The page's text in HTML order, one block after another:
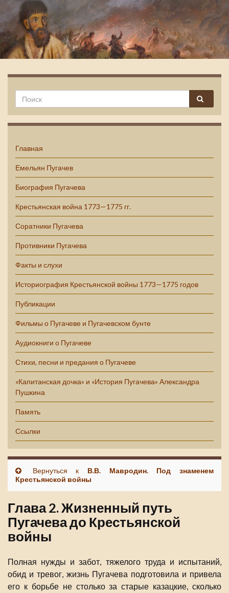
Емельян Пугачев
Главная
Емельян Пугачев
Биография Пугачева
Крестьянская война 1773—1775 гг.
Соратники Пугачева
Противники Пугачева
Факты и слухи
Историография Крестьянской войны 1773—1775 годов
Публикации
Фильмы о Пугачеве и Пугачевском бунте
Аудиокниги о Пугачеве
Стихи, песни и предания о Пугачеве
«Капитанская дочка» и «История Пугачева» Александра
Пушкина
Память
Ссылки
Вернуться к В.В. Мавродин. Под знаменем
Крестьянской войны
Глава 2. Жизненный путь
Пугачева до Крестьянской
войны
Полная нужды и забот, тяжелого труда и испытаний,
обид и тревог, жизнь Пугачева подготовила и привела
его к борьбе не столько за старые казацкие, сколько